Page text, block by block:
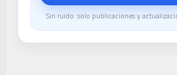
Sin ruido: solo publicaciones y